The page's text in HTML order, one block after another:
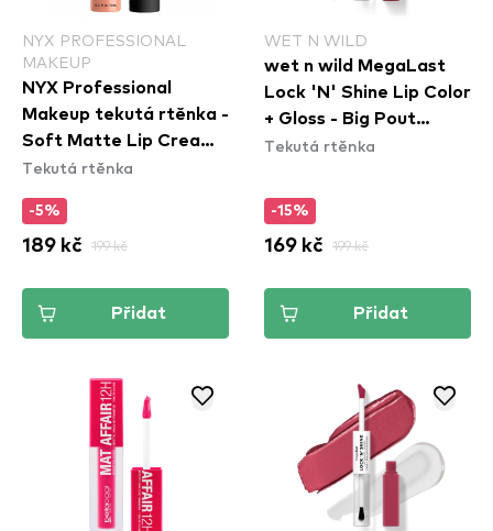
NYX PROFESSIONAL
MAKEUP
NYX Professional
Makeup tekutá rtěnka -
Soft Matte Lip Cream
– Athens (SMLC15)
Tekutá rtěnka
-5%
189 kč 199 kč
Přidat
WET N WILD
wet n wild MegaLast
Lock 'N' Shine Lip Color
+ Gloss - Big Pout
Energy
Tekutá rtěnka
-15%
169 kč 199 kč
Přidat